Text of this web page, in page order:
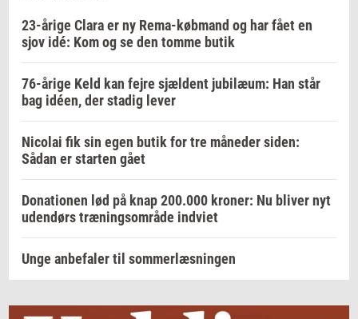
23-årige Clara er ny Rema-købmand og har fået en
sjov idé: Kom og se den tomme butik
76-årige Keld kan fejre sjældent jubilæum: Han står
bag idéen, der stadig lever
Nicolai fik sin egen butik for tre måneder siden:
Sådan er starten gået
Donationen lød på knap 200.000 kroner: Nu bliver nyt
udendørs træningsområde indviet
Unge anbefaler til sommerlæsningen